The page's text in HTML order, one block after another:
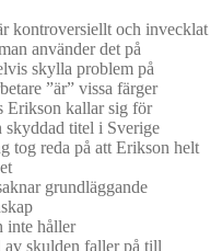
kontroversiellt och invecklat
använder det på
skylla problem på
”är” vissa färger
Erikson kallar sig för
skyddad titel i Sverige
tog reda på att Erikson helt
grundläggande
inte håller
av skulden faller på till